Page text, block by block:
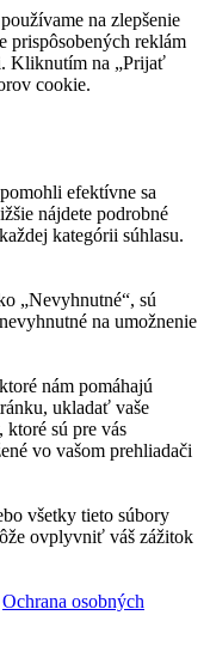
na zlepšenie
prispôsobených reklám
Kliknutím na „Prijať
cookie.
efektívne sa
nájdete podrobné
kategórii súhlasu.
„Nevyhnutné“, sú
na umožnenie
nám pomáhajú
ukladať vaše
ktoré sú pre vás
vo vašom prehliadači
všetky tieto súbory
ovplyvniť váš zážitok
Ochrana osobných